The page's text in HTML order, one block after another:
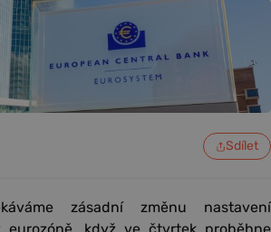
Sdílet
zásadní změnu nastavení